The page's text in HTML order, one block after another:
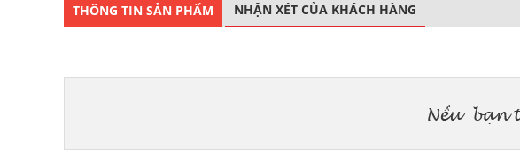
THÔNG TIN SẢN PHẨM NHẬN XÉT CỦA KHÁCH HÀNG